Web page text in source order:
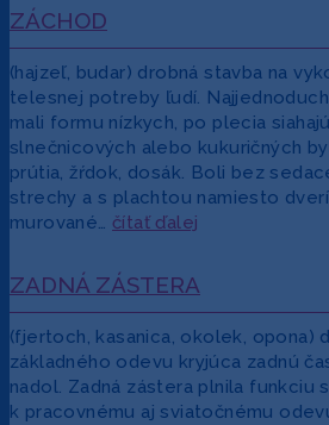
ZÁCHOD
(hajzeľ, budar) drobná stavba na
telesnej potreby ľudí.
mali formu nízkych, po plecia
slnečnicových alebo kukuričných
prútia, žŕdok, dosák. Boli bez
strechy a s plachtou namiesto
murované… čítať ďalej
ZADNÁ ZÁSTERA
(fjertoch, kasanica, okolek, opona)
základného odevu kryjúca zadnú
nadol. Zadná zástera plnila funkciu
k pracovnému aj sviatočnému